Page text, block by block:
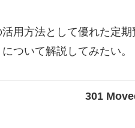
用方法として優れた定
ついて解説してみたい。
301